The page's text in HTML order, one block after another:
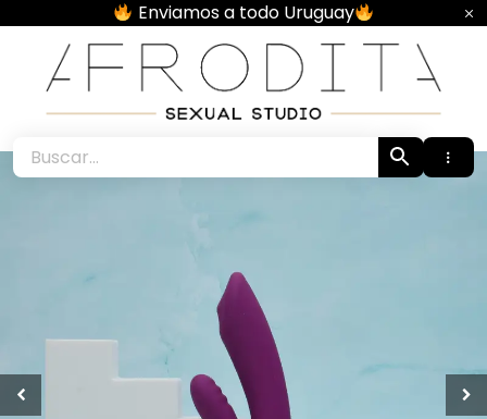
content
Enviamos a todo Uruguay
Afrodita • Sexual Studio •